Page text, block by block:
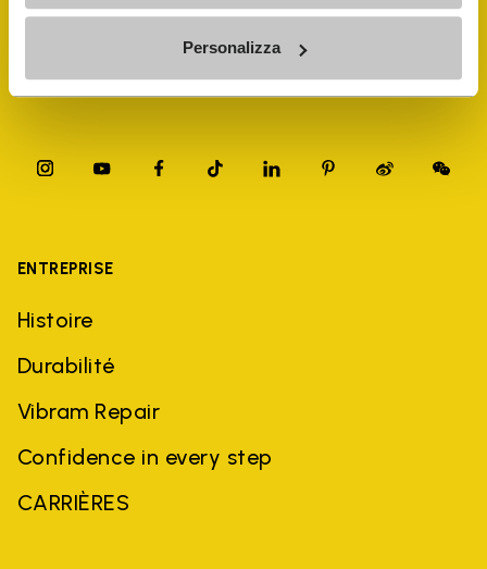
Personalizza
Store Locator
ENTREPRISE
Histoire
Durabilité
Vibram Repair
Confidence in every step
CARRIÈRES